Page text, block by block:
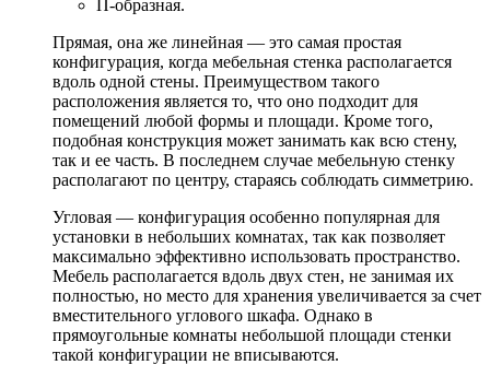
П-образная.
Прямая, она же линейная — это самая простая
конфигурация, когда мебельная стенка располагается
вдоль одной стены. Преимуществом такого
расположения является то, что оно подходит для
помещений любой формы и площади. Кроме того,
подобная конструкция может занимать как всю стену,
так и ее часть. В последнем случае мебельную стенку
располагают по центру, стараясь соблюдать симметрию.
Угловая — конфигурация особенно популярная для
установки в небольших комнатах, так как позволяет
максимально эффективно использовать пространство.
Мебель располагается вдоль двух стен, не занимая их
полностью, но место для хранения увеличивается за счет
вместительного углового шкафа. Однако в
прямоугольные комнаты небольшой площади стенки
такой конфигурации не вписываются.